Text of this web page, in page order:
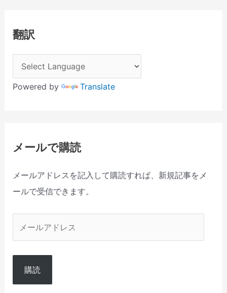
翻訳
Powered by Translate
メールで購読
メールアドレスを記入して購読すれば、新規記事をメ
ールで受信できます。
ル
ド
購読